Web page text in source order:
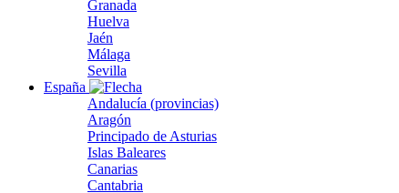
Granada
Huelva
Jaén
Málaga
Sevilla
España
Andalucía (provincias)
Aragón
Principado de Asturias
Islas Baleares
Canarias
Cantabria